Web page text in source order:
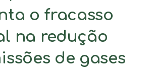
o fracasso
na redução
de gases